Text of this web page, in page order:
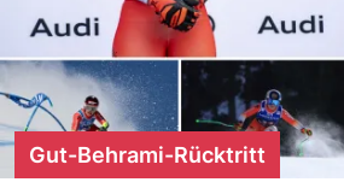
Gut-Behrami-Rücktritt